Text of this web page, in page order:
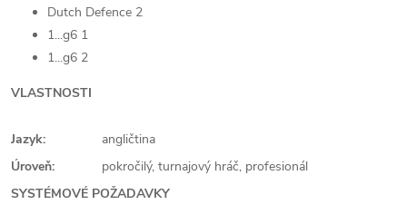
Dutch Defence 2
1...g6 1
1...g6 2
VLASTNOSTI
Jazyk:
angličtina
Úroveň:
pokročilý, turnajový hráč, profesionál
SYSTÉMOVÉ POŽADAVKY